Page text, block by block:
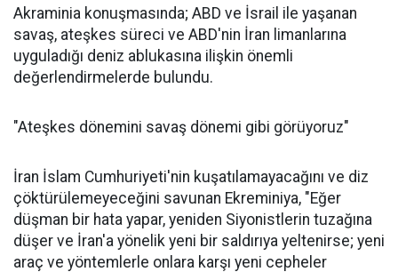
Akraminia konuşmasında; ABD ve İsrail ile yaşanan
savaş, ateşkes süreci ve ABD'nin İran limanlarına
uyguladığı deniz ablukasına ilişkin önemli
değerlendirmelerde bulundu.
"Ateşkes dönemini savaş dönemi gibi görüyoruz"
İran İslam Cumhuriyeti'nin kuşatılamayacağını ve diz
çöktürülemeyeceğini savunan Ekreminiya, "Eğer
düşman bir hata yapar, yeniden Siyonistlerin tuzağına
düşer ve İran'a yönelik yeni bir saldırıya yeltenirse; yeni
araç ve yöntemlerle onlara karşı yeni cepheler